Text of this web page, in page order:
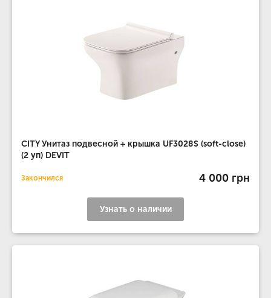
CITY Унитаз подвесной + крышка UF3028S (soft-close)
(2 уп) DEVIT
Закончился 4 000 грн
Узнать о наличии